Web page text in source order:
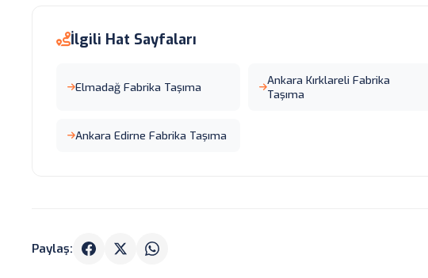
İlgili Hat Sayfaları
Elmadağ Fabrika Taşıma
Ankara Kırklareli Fabrika
Taşıma
Ankara Edirne Fabrika Taşıma
Paylaş: